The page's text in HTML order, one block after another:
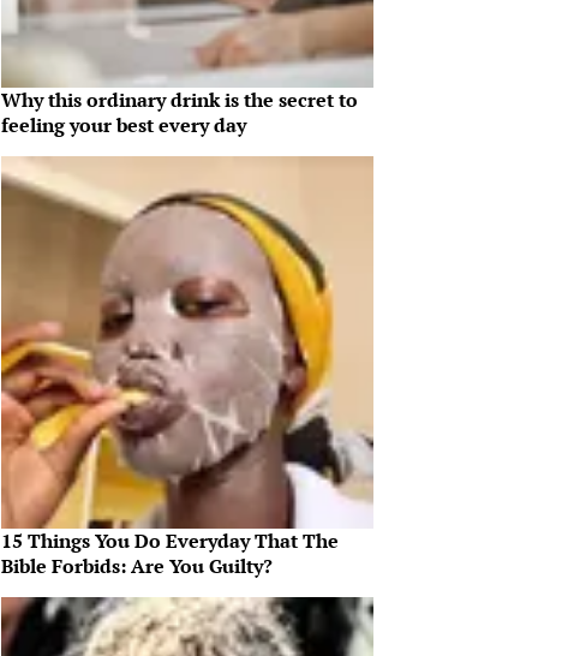
Why this ordinary drink is the secret to
feeling your best every day
15 Things You Do Everyday That The
Bible Forbids: Are You Guilty?